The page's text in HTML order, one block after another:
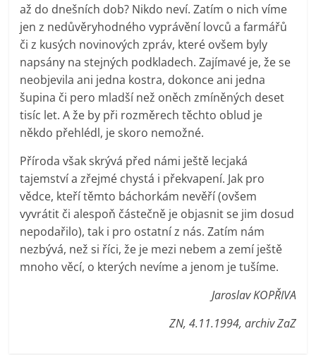
až do dnešních dob? Nikdo neví. Zatím o nich víme
jen z nedůvěryhodného vyprávění lovců a farmářů
či z kusých novinových zpráv, které ovšem byly
napsány na stejných podkladech. Zajímavé je, že se
neobjevila ani jedna kostra, dokonce ani jedna
šupina či pero mladší než oněch zmíněných deset
tisíc let. A že by při rozměrech těchto oblud je
někdo přehlédl, je skoro nemožné.
Příroda však skrývá před námi ještě lecjaká
tajemství a zřejmé chystá i překvapení. Jak pro
vědce, kteří těmto báchorkám nevěří (ovšem
vyvrátit či alespoň částečně je objasnit se jim dosud
nepodařilo), tak i pro ostatní z nás. Zatím nám
nezbývá, než si říci, že je mezi nebem a zemí ještě
mnoho věcí, o kterých nevíme a jenom je tušíme.
Jaroslav KOPŘIVA
ZN, 4.11.1994, archiv ZaZ